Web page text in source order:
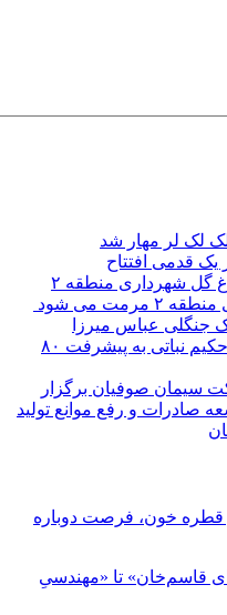
لک لر مهار شد
یک قدمی افتتاح
گل شهرداری منطقه ۲
می شود
جنگلی عباس میرزا
پروژه خانه مادر و کودک پارک حکیم نباتی به پیشرفت ۸۰
سیمان صوفیان برگزار
صادرات و رفع موانع تولید
قطره خون، فرصت دوباره
قاسم‌خان» تا «مهندسیِ